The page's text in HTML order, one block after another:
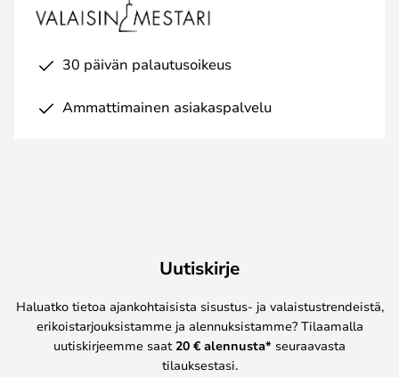
30 päivän palautusoikeus
Ammattimainen asiakaspalvelu
Uutiskirje
Haluatko tietoa ajankohtaisista sisustus- ja valaistustrendeistä,
erikoistarjouksistamme ja alennuksistamme? Tilaamalla
uutiskirjeemme saat 20 € alennusta* seuraavasta
tilauksestasi.